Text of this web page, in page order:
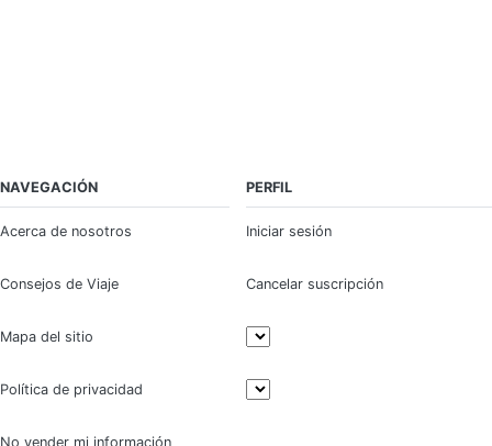
NAVEGACIÓN
Acerca de nosotros
Consejos de Viaje
Mapa del sitio
Política de privacidad
No vender mi información
PERFIL
Iniciar sesión
Cancelar suscripción